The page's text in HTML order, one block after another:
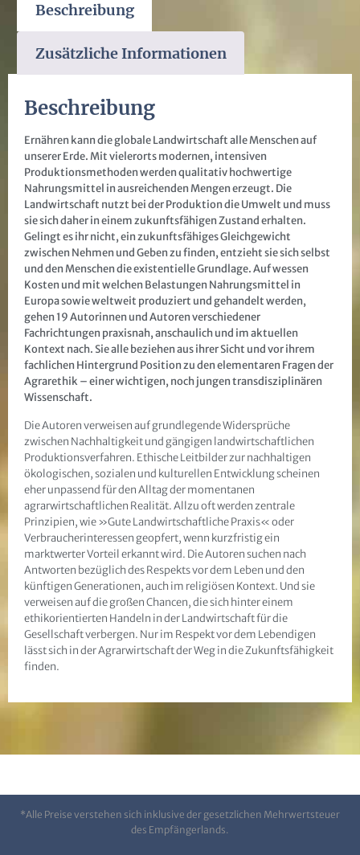
Beschreibung
Zusätzliche Informationen
Beschreibung
Ernähren kann die globale Landwirtschaft alle Menschen auf
unserer Erde. Mit vielerorts modernen, intensiven
Produktionsmethoden werden qualitativ hochwertige
Nahrungsmittel in ausreichenden Mengen erzeugt. Die
Landwirtschaft nutzt bei der Produktion die Umwelt und muss
sie sich daher in einem zukunftsfähigen Zustand erhalten.
Gelingt es ihr nicht, ein zukunftsfähiges Gleichgewicht
zwischen Nehmen und Geben zu finden, entzieht sie sich selbst
und den Menschen die existentielle Grundlage. Auf wessen
Kosten und mit welchen Belastungen Nahrungsmittel in
Europa sowie weltweit produziert und gehandelt werden,
gehen 19 Autorinnen und Autoren verschiedener
Fachrichtungen praxisnah, anschaulich und im aktuellen
Kontext nach. Sie alle beziehen aus ihrer Sicht und vor ihrem
fachlichen Hintergrund Position zu den elementaren Fragen der
Agrarethik – einer wichtigen, noch jungen transdisziplinären
Wissenschaft.
Die Autoren verweisen auf grundlegende Widersprüche
zwischen Nachhaltigkeit und gängigen landwirtschaftlichen
Produktionsverfahren. Ethische Leitbilder zur nachhaltigen
ökologischen, sozialen und kulturellen Entwicklung scheinen
eher unpassend für den Alltag der momentanen
agrarwirtschaftlichen Realität. Allzu oft werden zentrale
Prinzipien, wie »Gute Landwirtschaftliche Praxis« oder
Verbraucherinteressen geopfert, wenn kurzfristig ein
marktwerter Vorteil erkannt wird. Die Autoren suchen nach
Antworten bezüglich des Respekts vor dem Leben und den
künftigen Generationen, auch im religiösen Kontext. Und sie
verweisen auf die großen Chancen, die sich hinter einem
ethikorientierten Handeln in der Landwirtschaft für die
Gesellschaft verbergen. Nur im Respekt vor dem Lebendigen
lässt sich in der Agrarwirtschaft der Weg in die Zukunftsfähigkeit
finden.
*Alle Preise verstehen sich inklusive der gesetzlichen Mehrwertsteuer
des Empfängerlands.